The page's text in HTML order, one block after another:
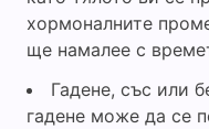
хормоналните
ще намалее с
Гадене, със или
гадене може да се